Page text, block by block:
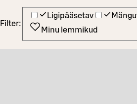
Filter:
Ligipääsetav
Minu lemmikud